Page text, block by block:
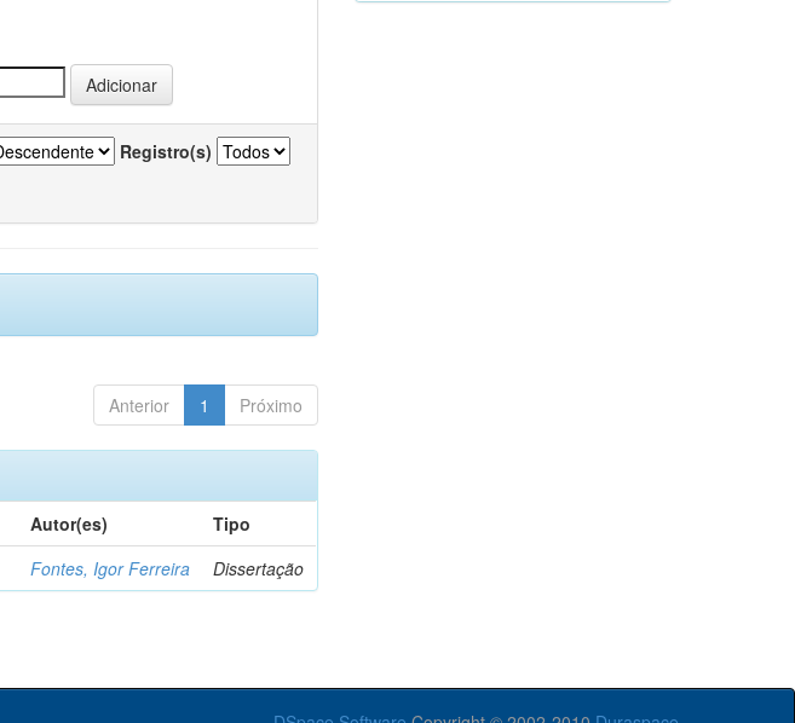
Registro(s)
Anterior 1 Próximo
Autor(es)
Tipo
Fontes, Igor Ferreira Dissertação